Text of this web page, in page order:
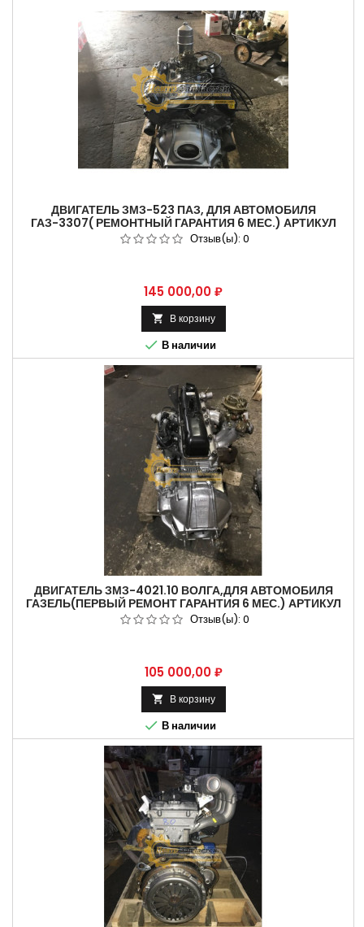
ДВИГАТЕЛЬ ЗМЗ-523 ПАЗ, ДЛЯ АВТОМОБИЛЯ
ГАЗ-3307( РЕМОНТНЫЙ ГАРАНТИЯ 6 МЕС.) АРТИКУЛ
5234.1000400.
Отзыв(ы): 0
Цена
145 000,00 ₽
 В корзину
 В наличии
ДВИГАТЕЛЬ ЗМЗ-4021.10 ВОЛГА,ДЛЯ АВТОМОБИЛЯ
ГАЗЕЛЬ(ПЕРВЫЙ РЕМОНТ ГАРАНТИЯ 6 МЕС.) АРТИКУЛ
4021.1000400-70.
Отзыв(ы): 0
Цена
105 000,00 ₽
 В корзину
 В наличии